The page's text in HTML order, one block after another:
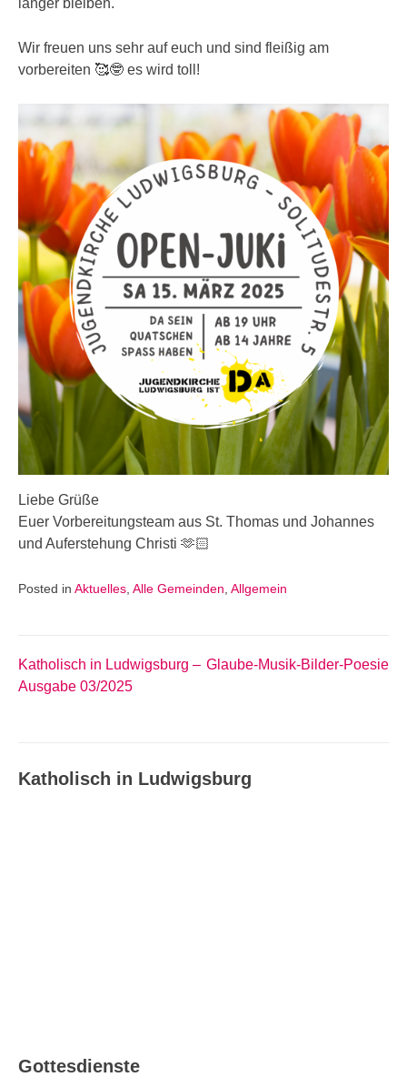
länger bleiben.
Wir freuen uns sehr auf euch und sind fleißig am
vorbereiten 🥰🤓 es wird toll!
Liebe Grüße
Euer Vorbereitungsteam aus St. Thomas und Johannes
und Auferstehung Christi 🫶🏻
Posted in Aktuelles, Alle Gemeinden, Allgemein
Beitragsnavigation
Katholisch in Ludwigsburg –
Ausgabe 03/2025
Glaube-Musik-Bilder-Poesie
Katholisch in Ludwigsburg
Gottesdienste